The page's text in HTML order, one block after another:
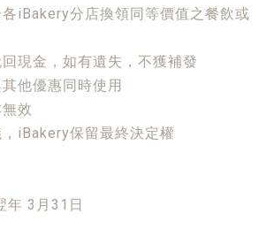
iBakery分店換領同等價值之餐飲或
現金，如有遺失，不獲補發
他優惠同時使用
效
iBakery保留最終決定權
年 3月31日